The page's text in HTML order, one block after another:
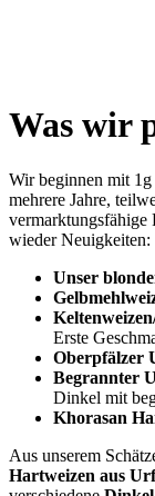
Was wir
Wir beginnen mit 1g
mehrere Jahre,
vermarktungsfähige
wieder Neuigkeiten:
Unser
Erste
Oberpfälzer
Begrannter
Dinkel mit
Khorasan
Aus unserem
Hartweizen aus